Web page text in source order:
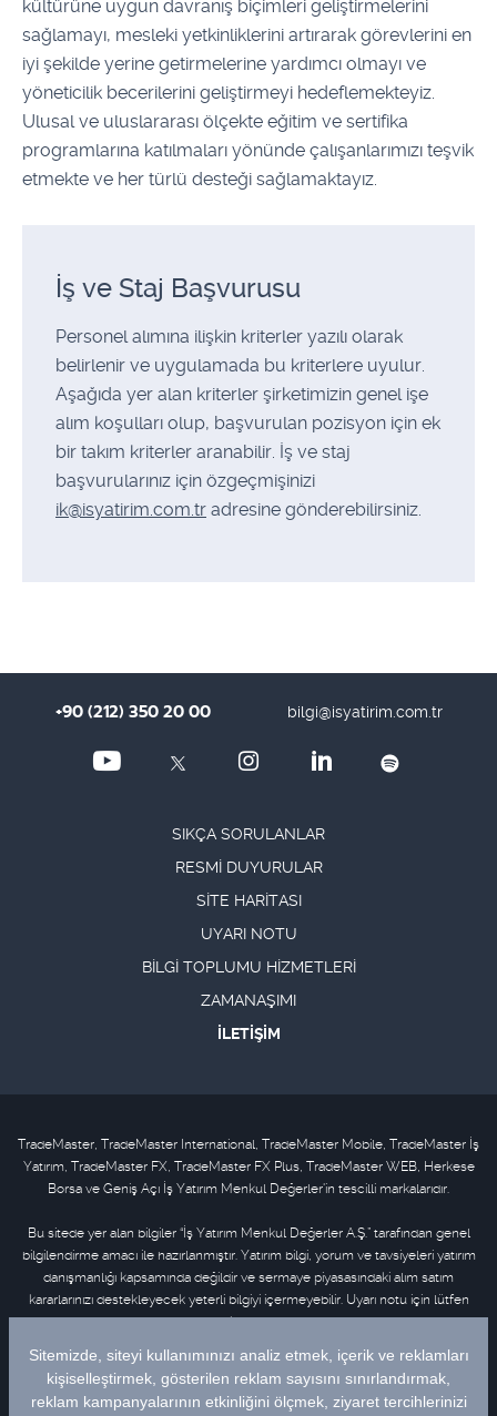
kültürüne uygun davranış biçimleri geliştirmelerini
sağlamayı, mesleki yetkinliklerini artırarak görevlerini en
iyi şekilde yerine getirmelerine yardımcı olmayı ve
yöneticilik becerilerini geliştirmeyi hedeflemekteyiz.
Ulusal ve uluslararası ölçekte eğitim ve sertifika
programlarına katılmaları yönünde çalışanlarımızı teşvik
etmekte ve her türlü desteği sağlamaktayız.
İş ve Staj Başvurusu
Personel alımına ilişkin kriterler yazılı olarak
belirlenir ve uygulamada bu kriterlere uyulur.
Aşağıda yer alan kriterler şirketimizin genel işe
alım koşulları olup, başvurulan pozisyon için ek
bir takım kriterler aranabilir. İş ve staj
başvurularınız için özgeçmişinizi
ik@isyatirim.com.tr adresine gönderebilirsiniz.
+90 (212) 350 20 00 bilgi@isyatirim.com.tr
SIKÇA SORULANLAR
RESMİ DUYURULAR
SİTE HARİTASI
UYARI NOTU
BİLGİ TOPLUMU HİZMETLERİ
ZAMANAŞIMI
İLETİŞİM
TradeMaster, TradeMaster International, TradeMaster Mobile, TradeMaster İş
Yatırım, TradeMaster FX, TradeMaster FX Plus, TradeMaster WEB, Herkese
Borsa ve Geniş Açı İş Yatırım Menkul Değerler'in tescilli markalarıdır.
Bu sitede yer alan bilgiler “İş Yatırım Menkul Değerler A.Ş.” tarafından genel
bilgilendirme amacı ile hazırlanmıştır. Yatırım bilgi, yorum ve tavsiyeleri yatırım
danışmanlığı kapsamında değildir ve sermaye piyasasındaki alım satım
kararlarınızı destekleyecek yeterli bilgiyi içermeyebilir. Uyarı notu için lütfen
tıklayınız.
Bu içeriğe ilişkin tüm telif hakları İş Yatırım Menkul Değerler A.Ş.’ye aittir. Bu
içerik, açık iznimiz olmaksızın başkaları tarafından herhangi bir amaçla, kısmen
veya tamamen çoğaltılamaz, dağıtılamaz, yayımlanamaz veya değiştirilemez.